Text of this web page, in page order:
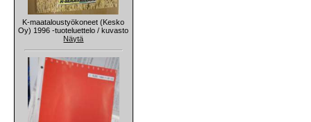
K-maataloustyökoneet (Kesko
Oy) 1996 -tuoteluettelo / kuvasto
Näytä